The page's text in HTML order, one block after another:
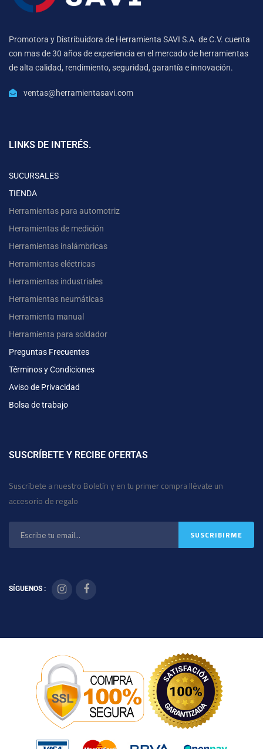
Promotora y Distribuidora de Herramienta SAVI S.A. de C.V. cuenta
con mas de 30 años de experiencia en el mercado de herramientas
de alta calidad, rendimiento, seguridad, garantía e innovación.
ventas@herramientasavi.com
LINKS DE INTERÉS.
SUCURSALES
TIENDA
Herramientas para automotriz
Herramientas de medición
Herramientas inalámbricas
Herramientas eléctricas
Herramientas industriales
Herramientas neumáticas
Herramienta manual
Herramienta para soldador
Preguntas Frecuentes
Términos y Condiciones
Aviso de Privacidad
Bolsa de trabajo
SUSCRÍBETE Y RECIBE OFERTAS
Suscríbete a nuestro Boletín y en tu primer compra llévate un
accesorio de regalo
SÍGUENOS :